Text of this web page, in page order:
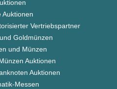
Auktionen
Vertriebspartner
Goldmünzen
und Münzen
Auktionen
Auktionen
Messen